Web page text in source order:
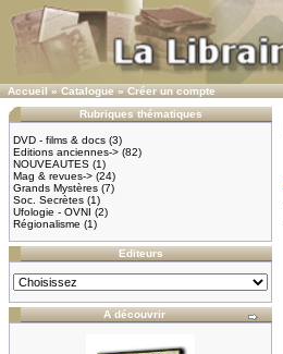
Accueil»Catalogue»Créer un compte
Rubriques thématiques
DVD - films & docs (3)
Editions anciennes-> (82)
NOUVEAUTES (1)
Mag & revues-> (24)
Grands Mystères (7)
Soc. Secrètes (1)
Ufologie - OVNI (2)
Régionalisme (1)
Editeurs
A découvrir